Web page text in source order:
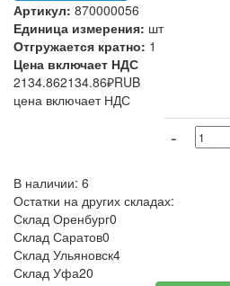
Артикул: 870000056
Единица измерения: шт
Отгружается кратно: 1
Цена включает НДС
2134.862134.86₽RUB
цена включает НДС
-
В наличии: 6
Остатки на других складах:
Склад Оренбург0
Склад Саратов0
Склад Ульяновск4
Склад Уфа20